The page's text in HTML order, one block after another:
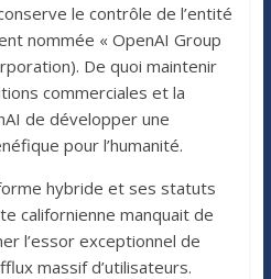
le contrôle de l’entité
nommée « OpenAI Group
De quoi maintenir
commerciales et la
de développer une
pour l’humanité.
hybride et ses statuts
californienne manquait de
l’essor exceptionnel de
massif d’utilisateurs.